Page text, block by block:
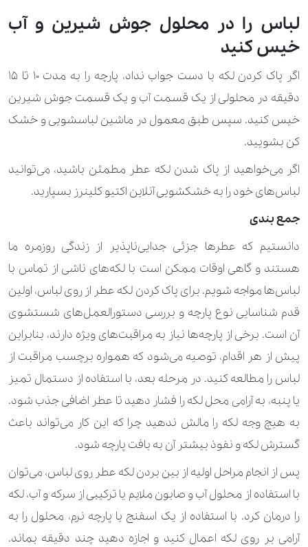
لباس را در محلول جوش شیرین و آب
خیس کنید
اگر پاک کردن لکه با دست جواب نداد، پارچه را به مدت 10 تا 15
دقیقه در محلولی از یک قسمت آب و یک قسمت جوش شیرین
خیس کنید. سپس طبق معمول در ماشین لباسشویی و خشک
کن بشویید.
اگر می‌خواهید از پاک شدن لکه عطر مطمئن باشید، می‌توانید
لباس‌های خود را به خشکشویی آنلاین اکتیو کلینرز بسپارید.
جمع بندی
دانستیم که عطرها جزئی جدایی‌ناپذیر از زندگی روزمره ما
هستند و گاهی اوقات ممکن است با لکه‌های ناشی از تماس با
لباس‌ها مواجه شویم. برای پاک کردن لکه عطر از روی لباس، اولین
قدم شناسایی نوع پارچه و بررسی دستورالعمل‌های شستشوی
آن است. برخی از پارچه‌ها نیاز به مراقبت‌های ویژه دارند، بنابراین
پیش از هر اقدام، توصیه می‌شود که همواره برچسب مراقبت از
لباس را مطالعه کنید. در مرحله بعد، با استفاده از دستمال تمیز
یا پنبه، به آرامی محل لکه را فشار دهید تا عطر اضافی جذب شود.
به هیچ وجه لکه را مالش ندهید چرا که این کار می‌تواند باعث
گسترش لکه و نفوذ بیشتر آن به بافت پارچه شود.
پس از انجام مراحل اولیه از بین بردن لکه عطر روی لباس، می‌توان
با استفاده از محلول آب و صابون ملایم یا ترکیبی از سرکه و آب، لکه
را درمان کرد. با استفاده از یک اسفنج یا پارچه نرم، محلول را به
آرامی بر روی لکه اعمال کنید و اجازه دهید چند دقیقه بماند.